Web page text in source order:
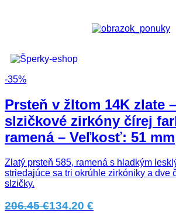
-35%
Prsteň v žltom 14K zlate
slzičkové zirkóny čírej
ramená – Veľkosť: 51 mm
Zlatý prsteň 585, ramená s hladkým
striedajúce sa tri okrúhle zirkóniky a dve
slzičky.
206.45 €134.20 €